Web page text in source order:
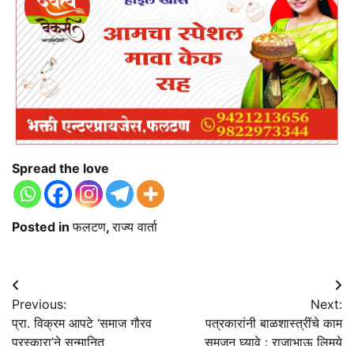
Spread the love
Posted inफलटण,राज्य वार्ता
Post
navigation
Previous:
प्रा. विक्रम आपटे ‘समाज गौरव
पुरस्कारा’ने सन्मानित
Next:
पत्रकारांनी बाळशास्त्रींचे काम
समजून घ्यावे : राजाभाऊ लिमये